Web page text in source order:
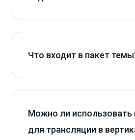
Что входит в пакет
Можно ли использовать
для трансляции в